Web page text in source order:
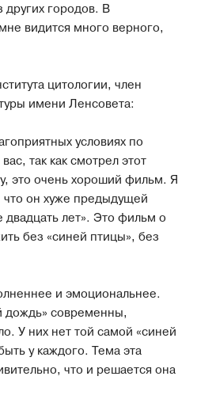
других городов. В
видится много верного,
цитологии, член
имени Ленсовета:
условиях по
так как смотрел этот
это очень хороший фильм. Я
он хуже предыдущей
лет». Это фильм о
без «синей птицы», без
и эмоциональнее.
дождь» современны,
У них нет той самой «синей
у каждого. Тема эта
что и решается она